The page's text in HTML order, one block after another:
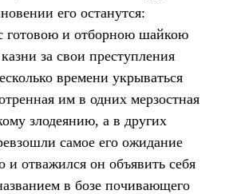
его останутся:
готовою и отборною шайкою
за свои преступления
времени укрываться
им в одних мерзостная
злодеянию, а в других
самое его ожидание
и отважился он объявить себя
в бозе почивающего